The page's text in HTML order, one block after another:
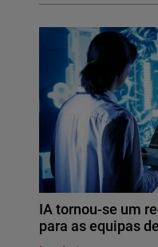
IA tornou-se um
para as equipas